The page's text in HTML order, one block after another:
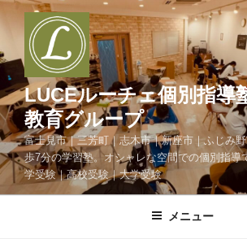
ン
ン
ツ
へ
ス
キ
ッ
LUCEルーチェ個別指
教育グループ
富士見市｜三芳町｜志木市｜新座市｜ふじみ
歩7分の学習塾。オシャレな空間での個別指導
学受験｜高校受験｜大学受験
メニュー